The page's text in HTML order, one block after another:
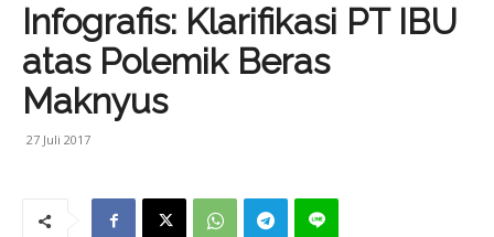
Infografis: Klarifikasi PT IBU
atas Polemik Beras
Maknyus
27 Juli 2017